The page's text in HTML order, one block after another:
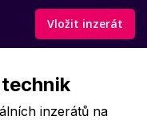
Vložit inzerát
inzerátů na